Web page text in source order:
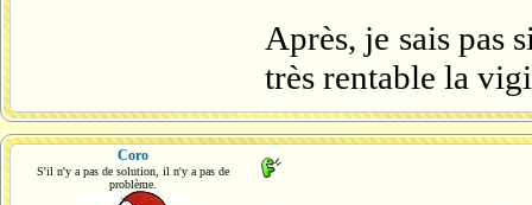
Après, je sais pas
très rentable la
Coro
S'il n'y a pas de solution, il n'y a pas de
problème.